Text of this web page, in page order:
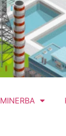
MINERBA